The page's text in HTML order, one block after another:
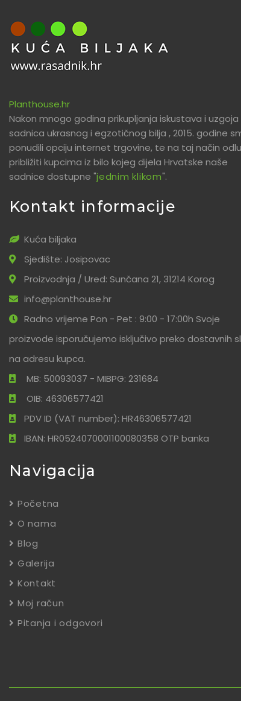
Planthouse.hr
Nakon mnogo godina prikupljanja iskustava i uzgoja
sadnica ukrasnog i egzotičnog bilja , 2015. godine smo
ponudili opciju internet trgovine, te na taj način odlučili
približiti kupcima iz bilo kojeg dijela Hrvatske naše
sadnice dostupne "jednim klikom".
Kontakt informacije
Kuća biljaka
Sjedište: Josipovac
Proizvodnja / Ured: Sunčana 21, 31214 Korog
info@planthouse.hr
Radno vrijeme Pon - Pet : 9:00 - 17:00h Svoje
proizvode isporučujemo isključivo preko dostavnih službi
na adresu kupca.
MB: 50093037 - MIBPG: 231684
OIB: 46306577421
PDV ID (VAT number): HR46306577421
IBAN: HR0524070001100080358 OTP banka
Navigacija
Početna
O nama
Blog
Galerija
Kontakt
Moj račun
Pitanja i odgovori